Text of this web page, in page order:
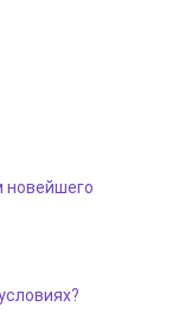
новейшего